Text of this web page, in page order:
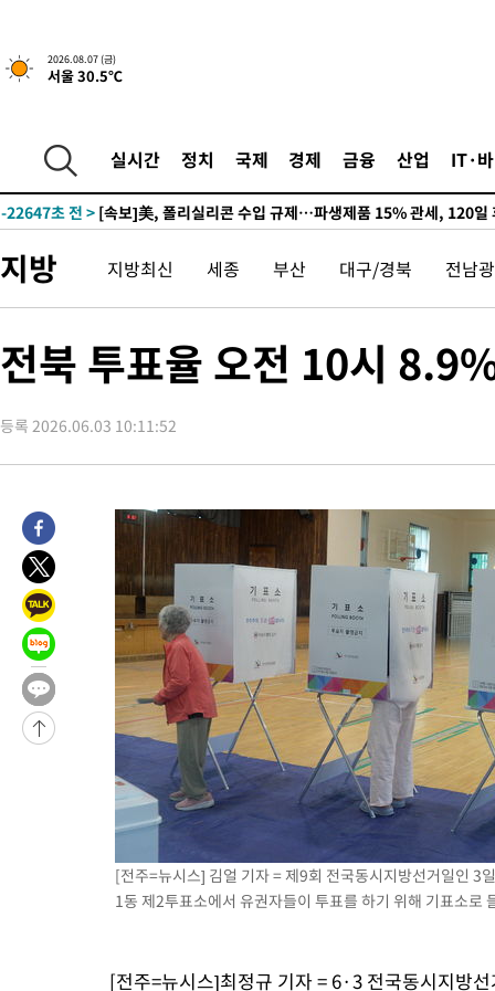
2026.08.07 (금)
서울 30.5℃
실시간 정치 국제 경제 금융 산업 IT·
-18498초 전 >[속보] 뉴욕증시, 일제 하락 마감…나스닥 0.06%↓
-29670초 전 >
-23932초 전 >
이란, 호르무즈서 "적국 목표물들"과 대치로 남부 케슘섬에서
례 큰 폭발음
-22647초 전 >
발효
-20798초 전 > [속보]트럼프, 美 원정출산 금지 행정명령 서명
-29670초 전 >
시리아 다마스쿠스 교외에서 미니버스 폭발.. 14명 부상, 3명
태
-28968초 전 >입추에도 극한더위…서울 낮 39도 '폭염중대경보'
례 큰 폭발음
-22647초 전 >[속보]美, 폴리실리콘 수입 규제…파생제품 15% 관세, 120일
-18498초 전 >[속보] 뉴욕증시, 일제 하락 마감…나스닥 0.06%↓
지방 지방최신 세종 부산 대구/경북 전남
전북 투표율 오전 10시
등록 2026.06.03 10:11:52
[전주=뉴시스] 김얼 기자 = 제9회 전국동시지방선거일인 3
1동 제2투표소에서 유권자들이 투표를 하기 위해 기표소
[전주=뉴시스]최정규 기자 = 6·3 전국동시지방